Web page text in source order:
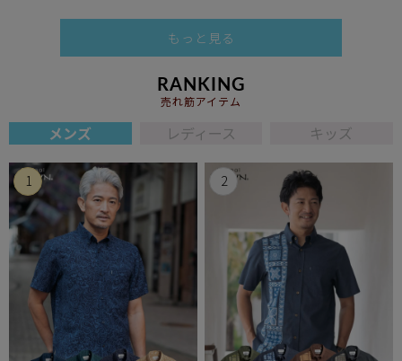
もっと見る
RANKING
売れ筋アイテム
メンズ レディース キッズ